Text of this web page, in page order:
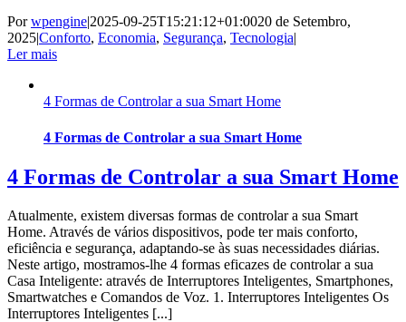
Porwpengine|2025-09-25T15:21:12+01:0020 de Setembro,
2025|Conforto, Economia, Segurança, Tecnologia|
Ler mais
4 Formas de Controlar a sua Smart Home
4 Formas de Controlar a sua Smart Home
4 Formas de Controlar a sua Smart Home
Atualmente, existem diversas formas de controlar a sua Smart
Home. Através de vários dispositivos, pode ter mais conforto,
eficiência e segurança, adaptando-se às suas necessidades diárias.
Neste artigo, mostramos-lhe 4 formas eficazes de controlar a sua
Casa Inteligente: através de Interruptores Inteligentes, Smartphones,
Smartwatches e Comandos de Voz. 1. Interruptores Inteligentes Os
Interruptores Inteligentes [...]